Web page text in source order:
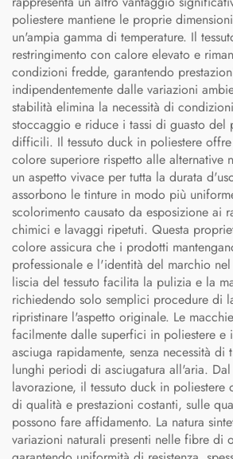
poliestere mantiene le proprie
un'ampia gamma di temperature. Il
restringimento con calore elevato e
condizioni fredde, garantendo
indipendentemente dalle variazioni
stabilità elimina la necessità di
stoccaggio e riduce i tassi di guasto del
difficili. Il tessuto duck in poliestere
colore superiore rispetto alle alternative
un aspetto vivace per tutta la durata
assorbono le tinture in modo più
scolorimento causato da esposizione ai
chimici e lavaggi ripetuti. Questa
colore assicura che i prodotti
professionale e l'identità del marchio
liscia del tessuto facilita la pulizia e la
richiedendo solo semplici procedure di
ripristinare l'aspetto originale. Le
facilmente dalle superfici in poliestere e
asciuga rapidamente, senza necessità di
lunghi periodi di asciugatura all'aria.
lavorazione, il tessuto duck in poliestere
di qualità e prestazioni costanti, sulle
possono fare affidamento. La natura
variazioni naturali presenti nelle fibre di